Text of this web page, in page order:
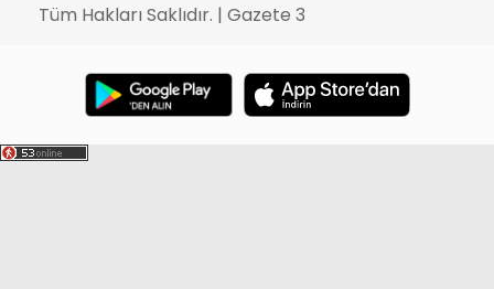
Tüm Hakları Saklıdır. | Gazete 3